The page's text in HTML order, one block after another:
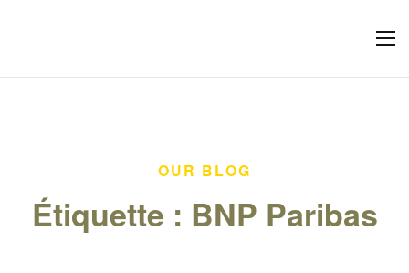
OUR BLOG
Étiquette : BNP Paribas